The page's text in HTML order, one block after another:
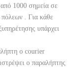
1000 σημεία σε
πόλεων . Για κάθε
υπάρχει
ο courier
ο παραλήπτης